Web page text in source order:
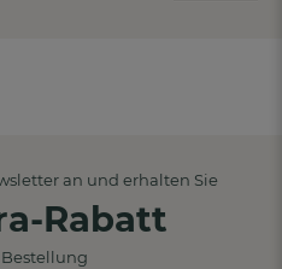
an und erhalten Sie
Rabatt